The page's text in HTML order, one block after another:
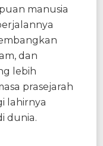
manusia
dan
lebih
prasejarah
lahirnya
dunia.